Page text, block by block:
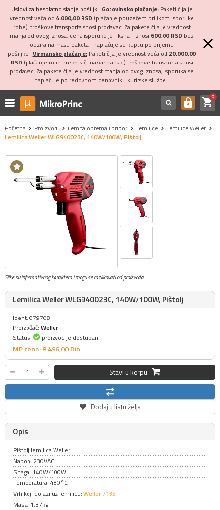
Uslovi za besplatno slanje pošiljki: Gotovinsko plaćanje:Paketi čija je
vrednost veća od 4.000,00 RSD (plaćanje pouzećem prilikom isporuke
robe), troškove transporta snosi prodavac. Za pakete čija je vrednost
manja od ovog iznosa, cena isporuke je fiksna i iznosi 600,00 RSD bez
obzira na masu paketa i naplaćuje se kupcu po prijemu
pošiljke. Virmansko plaćanje:Paketi čija je vrednost veća od 20.000,00
RSD (plaćanje robe preko računa/virmanski) troškove transporta snosi
prodavac. Za pakete čija je vrednost manja od ovog iznosa, isporuka se
naplaćuje po redovnom cenovniku kurirske službe.
https shopping_cart0
Početna Proizvodi Lemna oprema i pribor Lemilice
Lemilice Weller
Lemilica Weller WLG940023C, 140W/100W, Pištolj
Slike su informativnog karaktera i mogu se razlikovati od proizvoda
Lemilica Weller WLG940023C, 140W/100W, Pištolj
Ident: 079708
Proizođač: Weller
Status:
proizvod je dostupan
MP cena: 8.496,00Din
Stavi u korpu
Dodaj u listu želja
Opis
Pištolj lemilica Weller
Napon: 230VAC
Snaga: 140W/100W
Temperatura: 480°C
Vrh koji dolazi uz lemilicu: Weller 7135
Masa: 1.37kg